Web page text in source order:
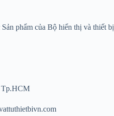
phẩm của Bộ hiển thị và thiết
Tp.HCM